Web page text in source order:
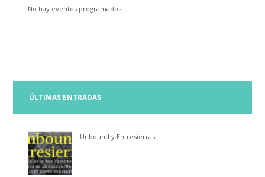
No hay eventos programados
ÚLTIMAS ENTRADAS
Unbound y Entresierras